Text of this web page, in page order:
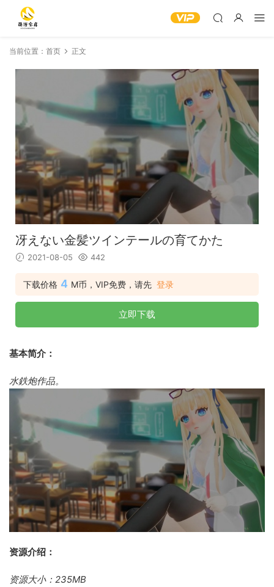
当前位置： 首页 正文
冴えない金髪ツインテールの育てかた
2021-08-05 442
下载价格 4 M币，VIP免费，请先 登录
立即下载
基本简介：
水鉄炮作品。
资源介绍：
资源大小：235MB